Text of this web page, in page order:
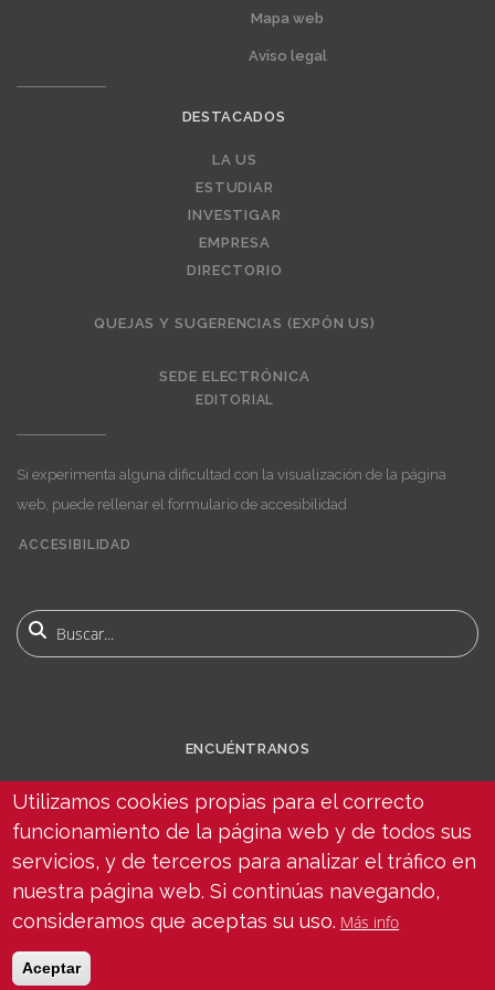
Mapa web
Aviso legal
DESTACADOS
LA US
ESTUDIAR
INVESTIGAR
EMPRESA
DIRECTORIO
QUEJAS Y SUGERENCIAS (EXPÓN US)
SEDE ELECTRÓNICA
EDITORIAL
Si experimenta alguna dificultad con la visualización de la página
web, puede rellenar el formulario de accesibilidad
account
menu
ACCESIBILIDAD
Buscar
ENCUÉNTRANOS
© Copyright 2025 Universidad de Sevilla - Todos los derechos reservados -
Utilizamos cookies propias para el correcto
funcionamiento de la página web y de todos sus
servicios, y de terceros para analizar el tráfico en
nuestra página web. Si continúas navegando,
consideramos que aceptas su uso. Más info
Aceptar